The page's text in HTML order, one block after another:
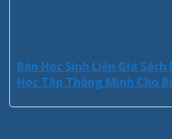
Bàn Học Sinh Liền Giá Sách
Học Tập Thông Minh Cho